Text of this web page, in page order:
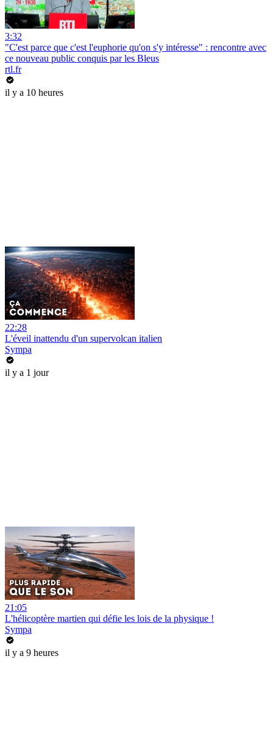
3:32
"C'est parce que c'est l'euphorie qu'on s'y intéresse" : rencontre avec
ce nouveau public conquis par les Bleus
rtl.fr
il y a 10 heures
22:28
L'éveil inattendu d'un supervolcan italien
Sympa
il y a 1 jour
21:05
L'hélicoptère martien qui défie les lois de la physique !
Sympa
il y a 9 heures